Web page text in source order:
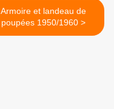
Armoire et landeau de
poupées 1950/1960 >